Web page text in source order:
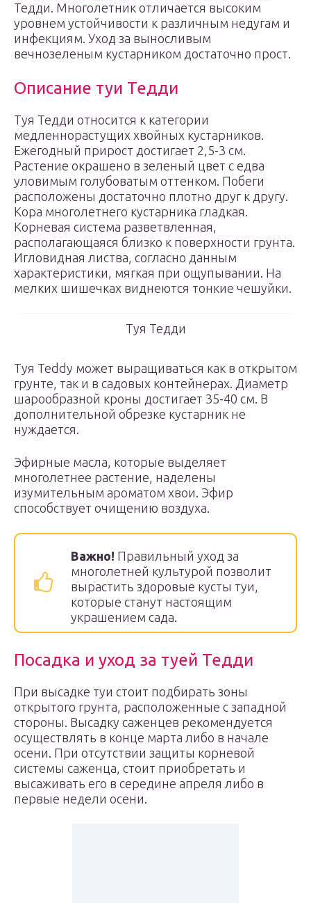
Тедди. Многолетник отличается высоким
уровнем устойчивости к различным недугам и
инфекциям. Уход за выносливым
вечнозеленым кустарником достаточно прост.
Описание туи Тедди
Туя Тедди относится к категории
медленнорастущих хвойных кустарников.
Ежегодный прирост достигает 2,5-3 см.
Растение окрашено в зеленый цвет с едва
уловимым голубоватым оттенком. Побеги
расположены достаточно плотно друг к другу.
Кора многолетнего кустарника гладкая.
Корневая система разветвленная,
располагающаяся близко к поверхности грунта.
Игловидная листва, согласно данным
характеристики, мягкая при ощупывании. На
мелких шишечках виднеются тонкие чешуйки.
Туя Тедди
Туя Teddy может выращиваться как в открытом
грунте, так и в садовых контейнерах. Диаметр
шарообразной кроны достигает 35-40 см. В
дополнительной обрезке кустарник не
нуждается.
Эфирные масла, которые выделяет
многолетнее растение, наделены
изумительным ароматом хвои. Эфир
способствует очищению воздуха.
Важно! Правильный уход за
многолетней культурой позволит
вырастить здоровые кусты туи,
которые станут настоящим
украшением сада.
Посадка и уход за туей Тедди
При высадке туи стоит подбирать зоны
открытого грунта, расположенные с западной
стороны. Высадку саженцев рекомендуется
осуществлять в конце марта либо в начале
осени. При отсутствии защиты корневой
системы саженца, стоит приобретать и
высаживать его в середине апреля либо в
первые недели осени.